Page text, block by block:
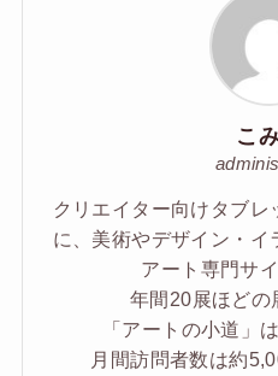
こ
クリエイター向けタブ
に、美術やデザイン・イ
アート専門サ
年間20展ほどの
「アートの小道」
月間訪問者数は約